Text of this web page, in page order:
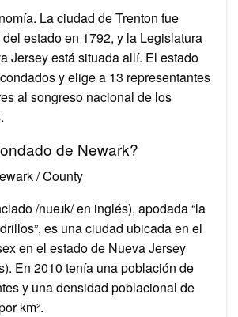
La ciudad de Trenton fue
estado en 1792, y la Legislatura
Jersey está situada allí. El estado
y elige a 13 representantes
al songreso nacional de los
de Newark?
/ County
/nuəɹk/ en inglés), apodada “la
es una ciudad ubicada en el
en el estado de Nueva Jersey
En 2010 tenía una población de
y una densidad poblacional de
km².